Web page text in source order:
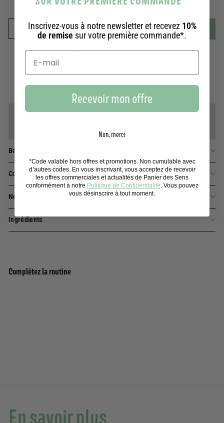
Ajouter au panier-10,90€
Livraison estimée :
Offerte en point relais dès 39€ en France
Bénéfices
Comment utiliser cette eau de toilette format roll-on ?
Nos engagements
Ingrédients
Complétez la routine
En savoir plus
Inscrivez-vous à notre newsletter et recevez 10%
de remise sur votre première commande*.
Recevoir mon offre
Non, merci
*Code valable hors offres et promotions. Non cumulable avec
d’autres codes. En vous inscrivant, vous acceptez de recevoir
les offres commerciales et actualités de Panier des Sens
conformément à notre Politique de Confidentialité. Vous pouvez
vous désinscrire à tout moment.